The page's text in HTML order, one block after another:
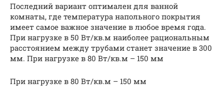
Последний вариант оптимален для ванной
комнаты, где температура напольного покрытия
имеет самое важное значение в любое время года.
При нагрузке в 50 Вт/кв.м наиболее рациональным
расстоянием между трубами станет значение в 300
мм. При нагрузке в 80 Вт/кв.м – 150 мм
При нагрузке в 80 Вт/кв.м – 150 мм